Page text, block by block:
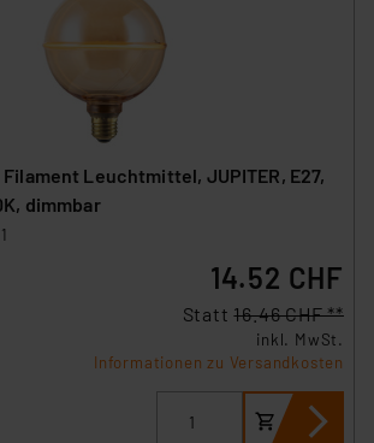
Filament Leuchtmittel, JUPITER, E27,
dimmbar
14.52 CHF
Statt16.46 CHF **
inkl. MwSt.
Informationen zu Versandkosten